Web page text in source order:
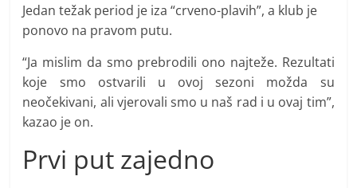
Jedan težak period je iza “crveno-plavih”, a klub je
ponovo na pravom putu.
“Ja mislim da smo prebrodili ono najteže. Rezultati
koje smo ostvarili u ovoj sezoni možda su
neočekivani, ali vjerovali smo u naš rad i u ovaj tim”,
kazao je on.
Prvi put zajedno